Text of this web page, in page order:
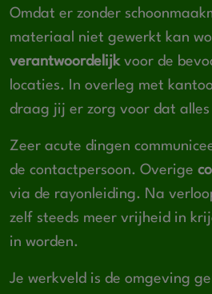
Omdat er zonder
materiaal niet gewerkt kan
verantwoordelijk voor de
locaties. In overleg met
draag jij er zorg voor dat
Zeer acute dingen
de contactpersoon. Overige
via de rayonleiding. Na
zelf steeds meer vrijheid in
in worden.
Je werkveld is de omgeving